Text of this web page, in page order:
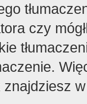
czy